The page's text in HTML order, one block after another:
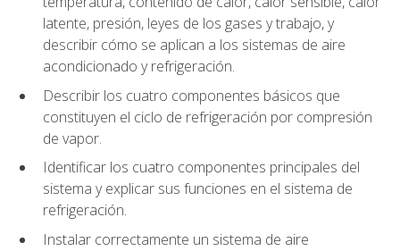
latente, presión, leyes de los gases y trabajo, y
describir cómo se aplican a los sistemas de aire
acondicionado y refrigeración.
Describir los cuatro componentes básicos que
constituyen el ciclo de refrigeración por compresión
de vapor.
Identificar los cuatro componentes principales del
sistema y explicar sus funciones en el sistema de
refrigeración.
Instalar correctamente un sistema de aire